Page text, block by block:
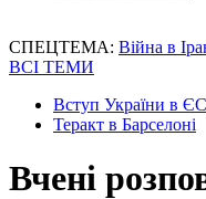
СПЕЦТЕМА: Війна в
ВСІ ТЕМИ
Вступ України в ЄС
Теракт в Барселоні
Вчені